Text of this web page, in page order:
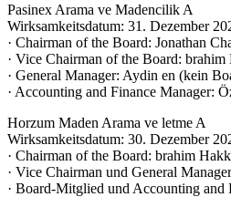
Pasinex Arama ve Madencilik A
Wirksamkeitsdatum: 31. Dezember
· Chairman of the Board: Jonathan
· Vice Chairman of the Board:
· General Manager: Aydin en (kein
· Accounting and Finance Manager:
Horzum Maden Arama ve letme A
Wirksamkeitsdatum: 30. Dezember
· Chairman of the Board: brahim
· Vice Chairman und General
· Board-Mitglied und Accounting and